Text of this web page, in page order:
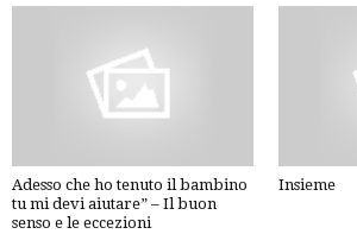
Adesso che ho tenuto il bambino
tu mi devi aiutare” – Il buon
senso e le eccezioni
Insieme